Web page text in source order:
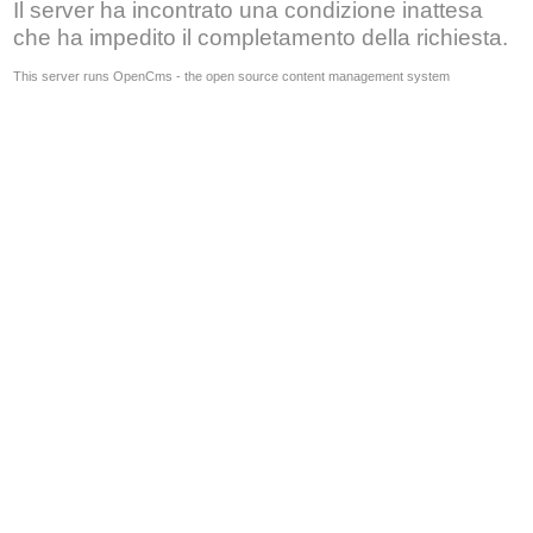
Il server ha incontrato una condizione inattesa
che ha impedito il completamento della richiesta.
This server runs OpenCms - the open source content management system